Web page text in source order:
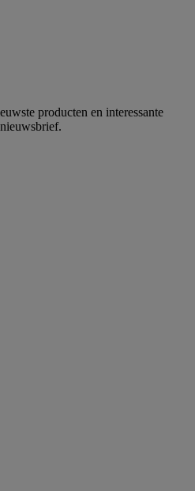
producten en interessante